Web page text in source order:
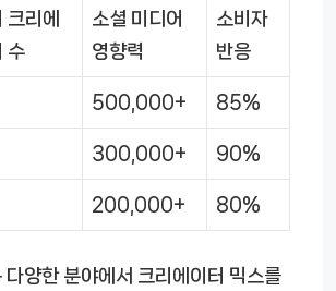
크리에
수
소셜 미디어
영향력
소비자
반응
500,000+ 85%
300,000+ 90%
200,000+ 80%
다양한 분야에서 크리에이터 믹스를